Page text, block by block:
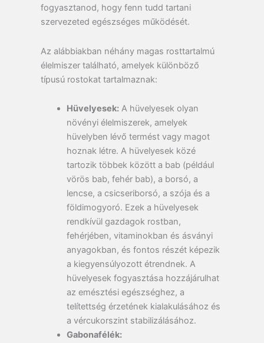
fogyasztanod, hogy fenn tudd tartani
szervezeted egészséges működését.
Az alábbiakban néhány magas rosttartalmú
élelmiszer található, amelyek különböző
típusú rostokat tartalmaznak:
Hüvelyesek:A hüvelyesek olyan
növényi élelmiszerek, amelyek
hüvelyben lévő termést vagy magot
hoznak létre. A hüvelyesek közé
tartozik többek között a bab (például
vörös bab, fehér bab), a borsó, a
lencse, a csicseriborsó, a szója és a
földimogyoró. Ezek a hüvelyesek
rendkívül gazdagok rostban,
fehérjében, vitaminokban és ásványi
anyagokban, és fontos részét képezik
a kiegyensúlyozott étrendnek. A
hüvelyesek fogyasztása hozzájárulhat
az emésztési egészséghez, a
telítettség érzetének kialakulásához és
a vércukorszint stabilizálásához.
Gabonafélék: